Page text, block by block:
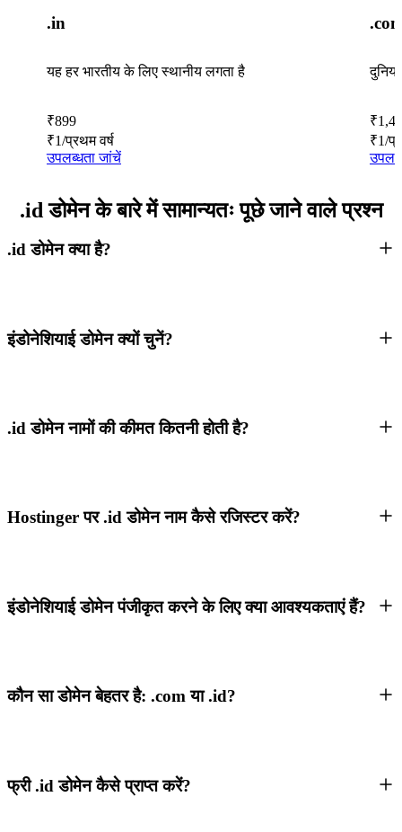
.in
यह हर भारतीय के लिए स्थानीय लगता है
₹899
₹1/प्रथम वर्ष
उपलब्धता जांचें
₹
₹1/
.id डोमेन के बारे में सामान्यतः पूछे जाने वाले प्रश्न
.id डोमेन क्या है?
इंडोनेशियाई डोमेन क्यों चुनें?
.id डोमेन नामों की कीमत कितनी होती है?
Hostinger पर .id डोमेन नाम कैसे रजिस्टर करें?
इंडोनेशियाई डोमेन पंजीकृत करने के लिए क्या आवश्यकताएं हैं?
कौन सा डोमेन बेहतर है: .com या .id?
फ्री .id डोमेन कैसे प्राप्त करें?